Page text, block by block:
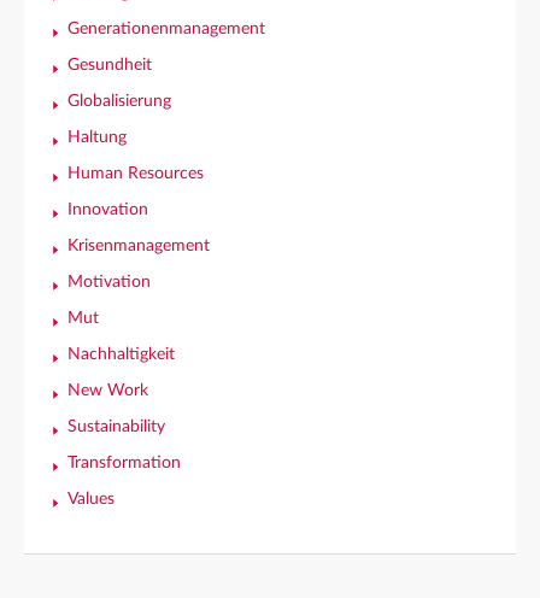
Generationenmanagement
Gesundheit
Globalisierung
Haltung
Human Resources
Innovation
Krisenmanagement
Motivation
Mut
Nachhaltigkeit
New Work
Sustainability
Transformation
Values